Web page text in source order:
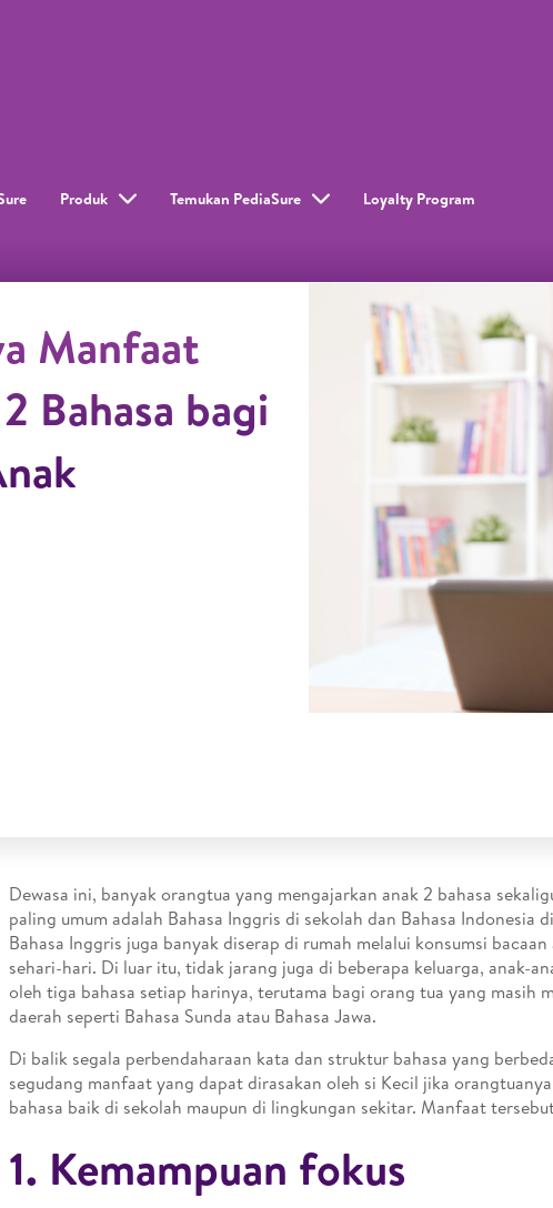
Produk Temukan PediaSure Loyalty Program​
Manfaat
Bahasa bagi
Dewasa ini, banyak orangtua yang mengajarkan anak 2 bahasa
paling umum adalah Bahasa Inggris di sekolah dan Bahasa Indonesia
Bahasa Inggris juga banyak diserap di rumah melalui konsumsi
sehari-hari. Di luar itu, tidak jarang juga di beberapa keluarga, anak-
oleh tiga bahasa setiap harinya, terutama bagi orang tua yang masih
daerah seperti Bahasa Sunda atau Bahasa Jawa.
Di balik segala perbendaharaan kata dan struktur bahasa yang
segudang manfaat yang dapat dirasakan oleh si Kecil jika
bahasa baik di sekolah maupun di lingkungan sekitar. Manfaat
1. Kemampuan fokus